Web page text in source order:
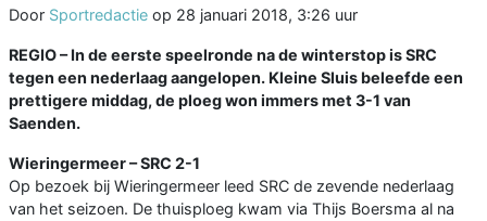
Door Sportredactie op 28 januari 2018, 3:26 uur
REGIO–In de eerste speelronde na de winterstop is SRC
tegen een nederlaag aangelopen. Kleine Sluis beleefde een
prettigere middag, de ploeg won immers met 3-1 van
Saenden.
Wieringermeer – SRC 2-1
Op bezoek bij Wieringermeer leed SRC de zevende nederlaag
van het seizoen. De thuisploeg kwam via Thijs Boersma al na